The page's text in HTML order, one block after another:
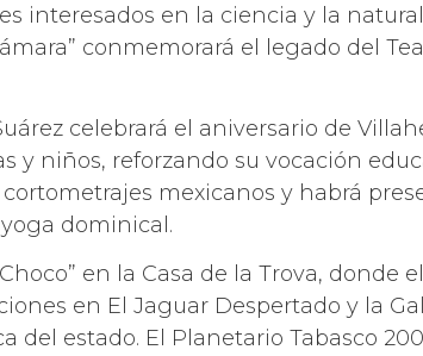
interesados en la ciencia y la
conmemorará el legado del
celebrará el aniversario de
y niños, reforzando su vocación
mexicanos y habrá
dominical.
en la Casa de la Trova, donde
en El Jaguar Despertado y la
del estado. El Planetario Tabasco